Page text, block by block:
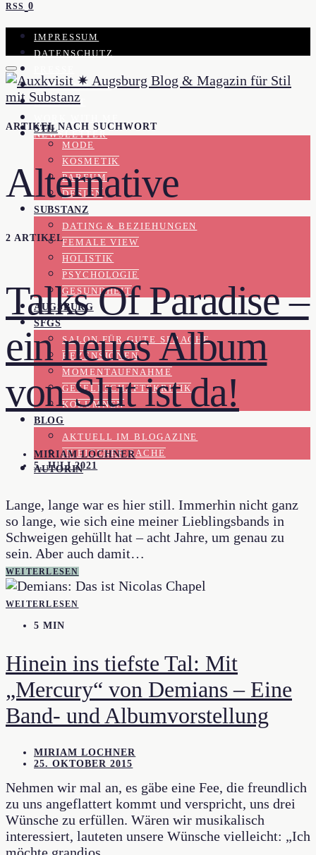
RSS 0
IMPRESSUM
DATENSCHUTZ
KOOPERATION
KONTAKT
NEWSLETTER
STIL
MODE
KOSMETIK
PARFUM
DESIGN
SUBSTANZ
DATING & BEZIEHUNGEN
FEMALE VIEW
HOLISTIK
PSYCHOLOGIE
GESUNDHEIT
AUGSBURG
SFGS
SALON FÜR GUTE SPRACHE
REZENSIONEN
MOMENTAUFNAHME
GESELLSCHAFTSKRITIK
KOLUMNEN
BLOG
AKTUELL IM BLOGAZINE
IN EIGENER SACHE
AUTORIN
ARTIKEL NACH SUCHWORT
Alternative
2 ARTIKEL
Talks Of Paradise –
ein neues Album
von Slut ist da!
MIRIAM LOCHNER
5. JULI 2021
Lange, lange war es hier still. Immerhin nicht ganz
so lange, wie sich eine meiner Lieblingsbands in
Schweigen gehüllt hat – acht Jahre, um genau zu
sein. Aber auch damit…
WEITERLESEN
WEITERLESEN
5 MIN
Hinein ins tiefste Tal: Mit
„Mercury“ von Demians – Eine
Band- und Albumvorstellung
MIRIAM LOCHNER
25. OKTOBER 2015
Nehmen wir mal an, es gäbe eine Fee, die freundlich
zu uns angeflattert kommt und verspricht, uns drei
Wünsche zu erfüllen. Wären wir musikalisch
interessiert, lauteten unsere Wünsche vielleicht: „Ich